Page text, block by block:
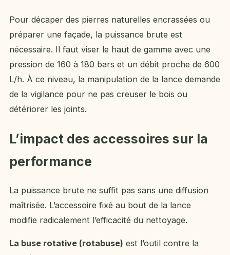
Pour décaper des pierres naturelles encrassées ou
préparer une façade, la puissance brute est
nécessaire. Il faut viser le haut de gamme avec une
pression de 160 à 180 bars et un débit proche de 600
L/h. À ce niveau, la manipulation de la lance demande
de la vigilance pour ne pas creuser le bois ou
détériorer les joints.
L’impact des accessoires sur la
performance
La puissance brute ne suffit pas sans une diffusion
maîtrisée. L’accessoire fixé au bout de la lance
modifie radicalement l’efficacité du nettoyage.
La buse rotative (rotabuse) est l’outil contre la